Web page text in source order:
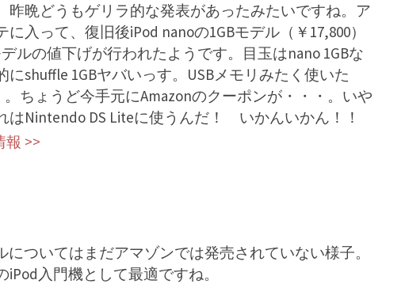
晩どうもゲリラ的な発表があったみたいですね。ア
入って、復旧後iPod nanoの1GBモデル（￥17,800）
ルの値下げが行われたようです。目玉はnano 1GBな
にshuffle 1GBヤバいっす。USBメモリみたく使いた
。ちょうど今手元にAmazonのクーポンが・・・。いや
Nintendo DS Liteに使うんだ！ いかんいかん！！
報 >>
についてはまだアマゾンでは発売されていない様子。
入門機として最適ですね。